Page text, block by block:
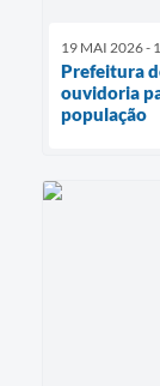
19 MAI 2026 -
Prefeitura
ouvidoria
população